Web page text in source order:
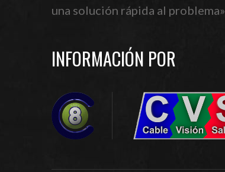
una solución rápida al problema»
INFORMACIÓN POR